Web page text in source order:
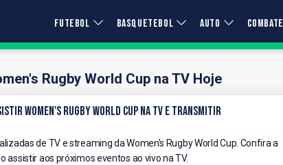
FUTEBOL BASQUETEBOL AUTO COMBATE
Rugby World Cup na TV Hoje
Women's Rugby World Cup na TV e Transmitir
de TV e streaming da Women's Rugby World Cup. Confira a
assistir aos próximos eventos ao vivo na TV.